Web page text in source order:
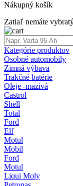
Nákupný košík
Zatiaľ nemáte
Kategórie produktov
Osobné automobily
Zimná výbava
Trakčné batérie
Oleje -mazivá
Castrol
Shell
Total
Ford
Elf
Motul
Mobil
Ford
Motul
Liqui Moly